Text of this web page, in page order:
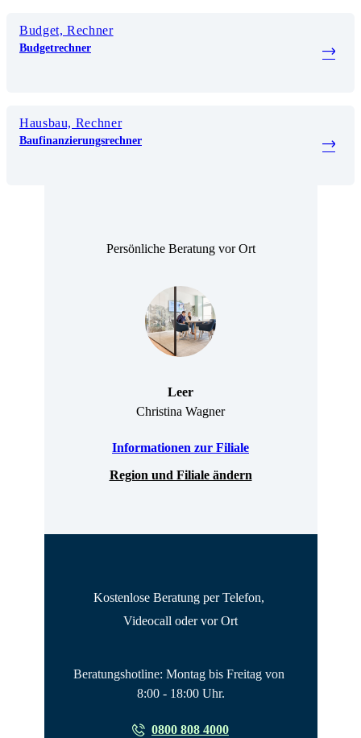
Budget, Rechner
Budgetrechner
Hausbau, Rechner
Baufinanzierungsrechner
Persönliche Beratung vor Ort
Leer
Christina Wagner
Informationen zur Filiale
Region und Filiale ändern
Kostenlose Beratung per Telefon,
Videocall oder vor Ort
Beratungshotline: Montag bis Freitag von
8:00 - 18:00 Uhr.
0800 808 4000